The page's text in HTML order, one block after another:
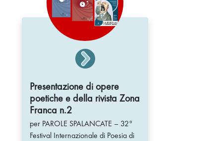
Presentazione di opere
poetiche e della rivista Zona
Franca n.2
per PAROLE SPALANCATE – 32°
Festival Internazionale di Poesia di